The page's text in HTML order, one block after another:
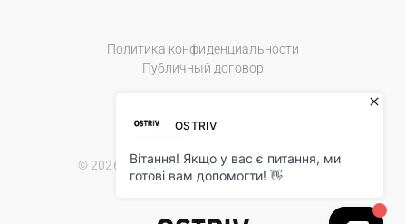
Политика конфиденциальности
Публичный договор
© 2026 Ostriv.ua Store. All Rights Reserved.